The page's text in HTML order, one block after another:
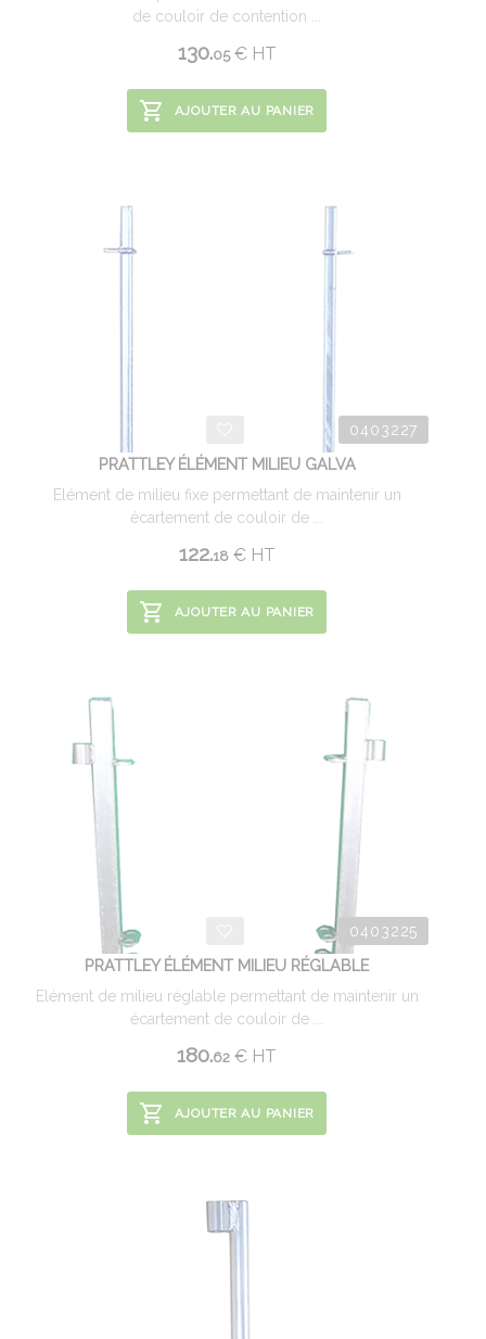
de couloir de contention ...
130.05 €HT
AJOUTER AU PANIER
0403227
PRATTLEY ÉLÉMENT MILIEU GALVA
Elément de milieu fixe permettant de maintenir un
écartement de couloir de ...
122.18 €HT
AJOUTER AU PANIER
0403225
PRATTLEY ÉLÉMENT MILIEU RÉGLABLE
Elément de milieu réglable permettant de maintenir un
écartement de couloir de ...
180.62 € HT
AJOUTER AU PANIER